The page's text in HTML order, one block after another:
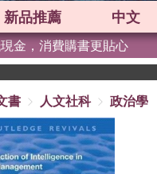
新品推薦 中文
金，消費購書更貼心
書 人文社科 政治學